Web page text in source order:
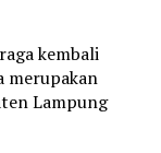
kembali
merupakan
Lampung